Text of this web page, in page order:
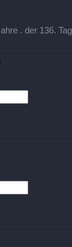
. der 136.